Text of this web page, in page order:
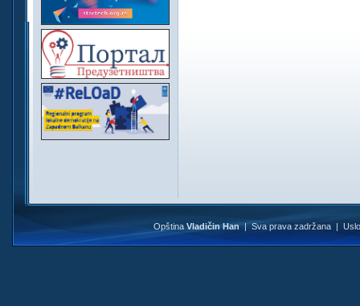
OpštinaVladičin Han| Sva prava zadržana |